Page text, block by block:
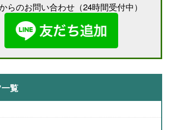
らのお問い合わせ（24時間受付中）
覧